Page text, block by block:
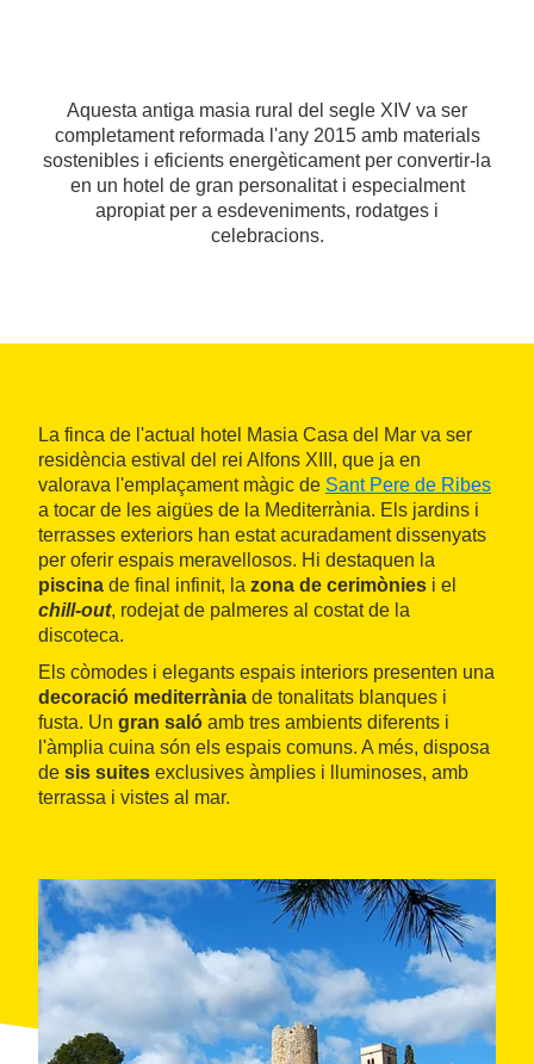
Aquesta antiga masia rural del segle XIV va ser
completament reformada l'any 2015 amb materials
sostenibles i eficients energèticament per convertir-la
en un hotel de gran personalitat i especialment
apropiat per a esdeveniments, rodatges i
celebracions.
La finca de l'actual hotel Masia Casa del Mar va ser
residència estival del rei Alfons XIII, que ja en
valorava l'emplaçament màgic de Sant Pere de Ribes
a tocar de les aigües de la Mediterrània. Els jardins i
terrasses exteriors han estat acuradament dissenyats
per oferir espais meravellosos. Hi destaquen la
piscina de final infinit, la zona de cerimònies i el
chill-out, rodejat de palmeres al costat de la
discoteca.
Els còmodes i elegants espais interiors presenten una
decoració mediterrània de tonalitats blanques i
fusta. Un gran saló amb tres ambients diferents i
l'àmplia cuina són els espais comuns. A més, disposa
de sis suites exclusives àmplies i lluminoses, amb
terrassa i vistes al mar.